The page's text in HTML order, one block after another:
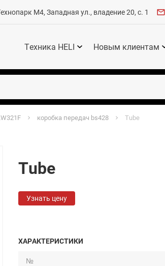
М4, Западная ул., владение 20, с. 1
Техника HELI Новым клиентам
коробка передач bs428 Tube
Tube
Узнать цену
ХАРАКТЕРИСТИКИ
№